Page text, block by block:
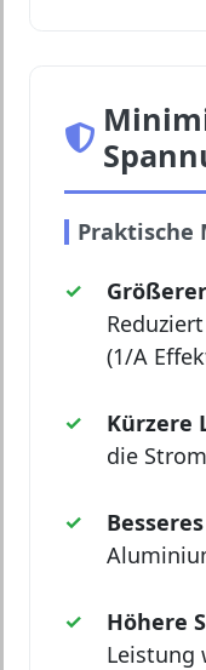
Praktische
(1/A
Kürzere
die
Höhere
Leistung